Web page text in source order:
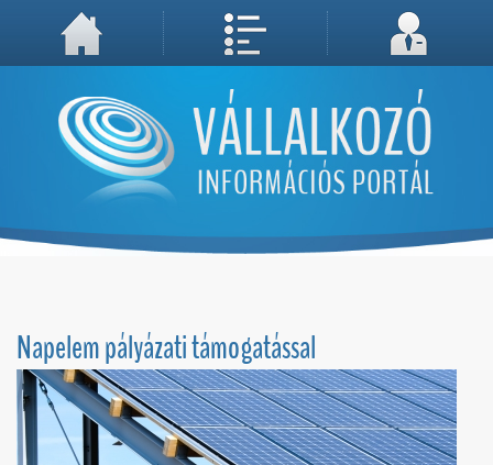
A weboldal használatával Ön elfogadja, hogy Cookie-kat (sütiket) tároljunk számítógépén. A sütik a weboldal megfelelő működéséhez
Megértettem, folytatás...
Napelem pályázati támogatással